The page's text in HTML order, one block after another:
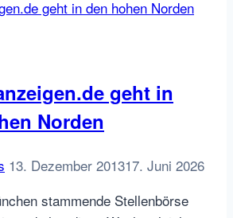
bigger
Acquisition
of
AS
geht in
Norden
13. Dezember 201317. Juni 2026
stammende Stellenbörse